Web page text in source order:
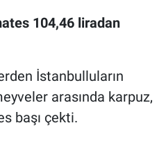
104,46 liradan
İstanbulluların
arasında karpuz,
başı çekti.